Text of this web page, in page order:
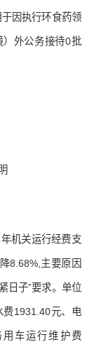
因执行环食药领
）外公务接待0批
机关运行经费支
8.68%,主要原因
日子”要求。单位
费1931.40元、电
用车运行维护费